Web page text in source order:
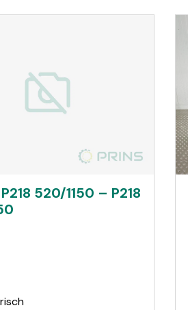
520/1150 – P218